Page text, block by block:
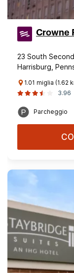
Crowne
23 South
Harrisburg,
1.01 miglia (1.62
3.96
Parcheggio